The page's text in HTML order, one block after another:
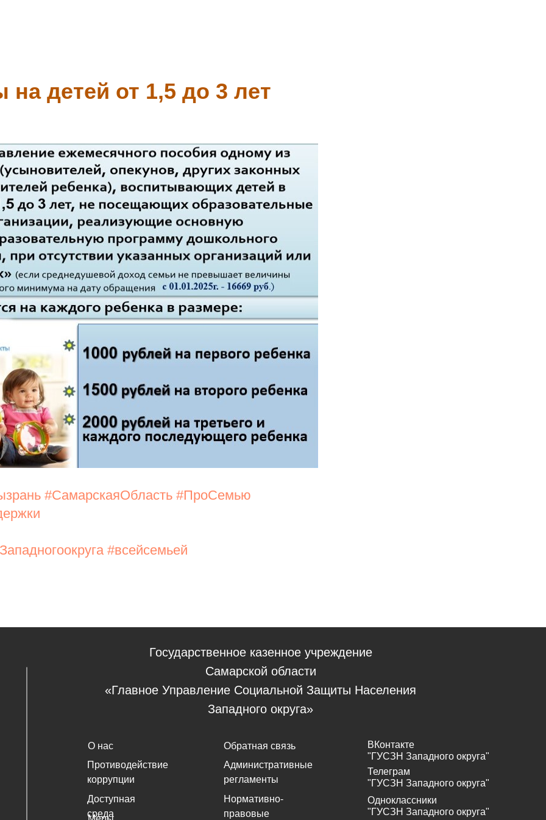
детей от 1,5 до 3 лет
#СамарскаяОбласть #ПроСемью
#всейсемьей
Государственное казенное учреждение
Самарской области
«Главное Управление Социальной Защиты Населения
Западного округа»
О нас
Противодействие
коррупции
Доступная
среда
Обратная связь
Административные
регламенты
Нормативно-
правовые
ВКонтакте
"ГУСЗН Западного округа"
Телеграм
"ГУСЗН Западного округа"
Одноклассники
"ГУСЗН Западного округа"